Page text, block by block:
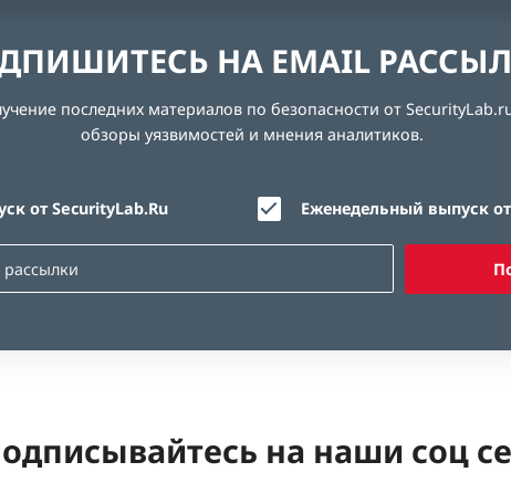
НА EMAIL
последних материалов по безопасности от
обзоры уязвимостей и мнения аналитиков.
от SecurityLab.Ru Еженедельный выпуск
на наши соц